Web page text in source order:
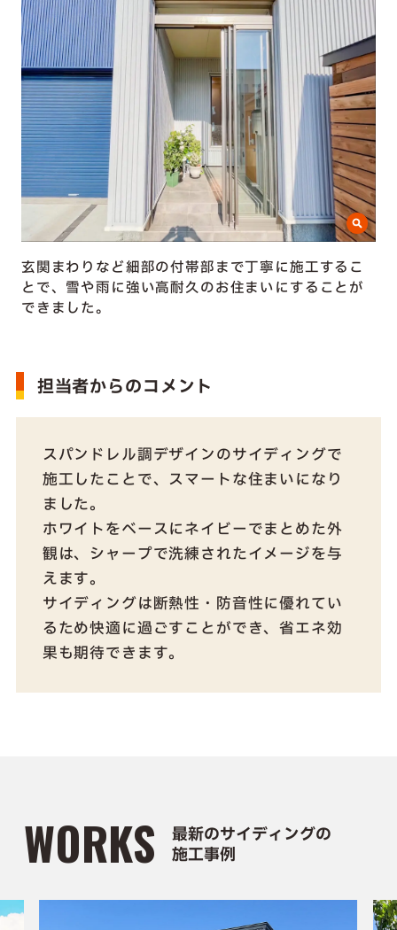
玄関まわりなど細部の付帯部まで丁寧に施工するこ
とで、雪や雨に強い高耐久のお住まいにすることが
できました。
担当者からのコメント
スパンドレル調デザインのサイディングで
施工したことで、スマートな住まいになり
ました。
ホワイトをベースにネイビーでまとめた外
観は、シャープで洗練されたイメージを与
えます。
サイディングは断熱性・防音性に優れてい
るため快適に過ごすことができ、省エネ効
果も期待できます。
WORKS
最新のサイディングの
施工事例